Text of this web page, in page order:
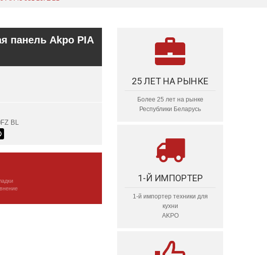
панель Akpo PIA
BL
25 ЛЕТ НА РЫНКЕ
Более 25 лет на рынке
Республики Беларусь
1-Й ИМПОРТЕР
1-й импортер техники для
кухни
AKPO